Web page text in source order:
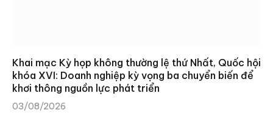
Khai mạc Kỳ họp không thường lệ thứ Nhất, Quốc hội
khóa XVI: Doanh nghiệp kỳ vọng ba chuyển biến để
khơi thông nguồn lực phát triển
03/08/2026